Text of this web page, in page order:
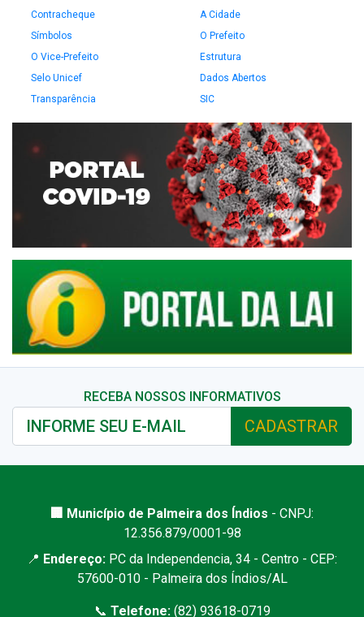
Contracheque
A Cidade
Símbolos
O Prefeito
O Vice-Prefeito
Estrutura
Selo Unicef
Dados Abertos
Transparência
SIC
RECEBA NOSSOS INFORMATIVOS
CADASTRAR
🏢 Município de Palmeira dos Índios - CNPJ:
12.356.879/0001-98
📍 Endereço: PC da Independencia, 34 - Centro - CEP:
57600-010 - Palmeira dos Índios/AL
📞 Telefone:(82) 93618-0719